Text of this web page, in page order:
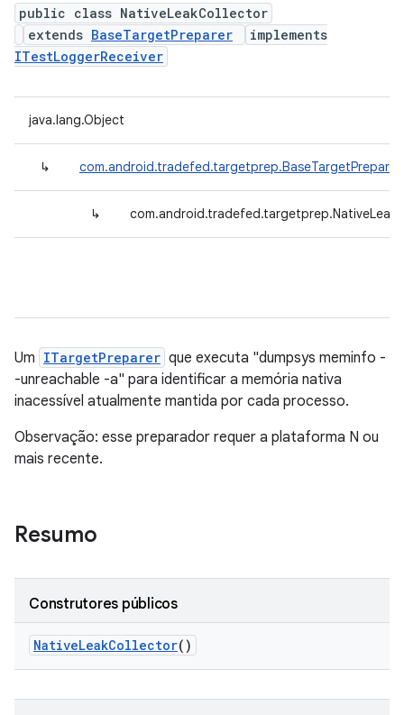
public class NativeLeakCollector
extends BaseTargetPreparer
implements
ITestLoggerReceiver
java.lang.Object
↳ com.android.tradefed.targetprep.BaseTargetPreparer
↳
Um ITargetPreparer que executa "dumpsys meminfo -
-unreachable -a" para identificar a memória nativa
inacessível atualmente mantida por cada processo.
Observação: esse preparador requer a plataforma N ou
mais recente.
Resumo
Construtores públicos
NativeLeakCollector()